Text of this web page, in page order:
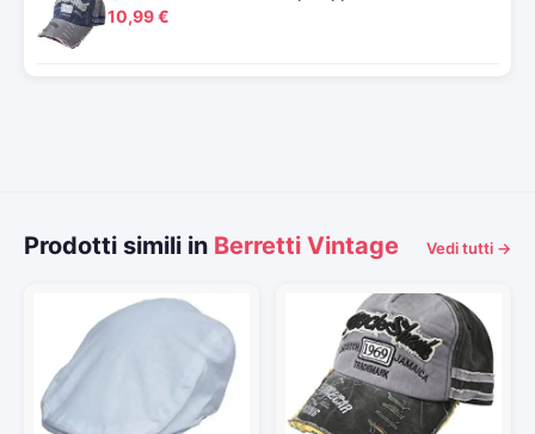
10,99 €
Prodotti simili in Berretti Vintage Vedi tutti →